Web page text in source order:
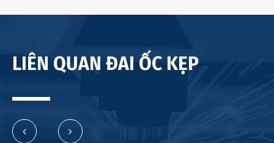
LIÊN QUAN ĐAI ỐC KẸP